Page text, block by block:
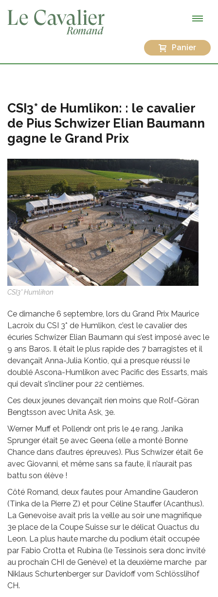
Panier
CSI3* de Humlikon: : le cavalier
de Pius Schwizer Elian Baumann
gagne le Grand Prix
CSI3* Humlikon
Ce dimanche 6 septembre, lors du Grand Prix Maurice
Lacroix du CSI 3* de Humlikon, c’est le cavalier des
écuries Schwizer Elian Baumann qui s’est imposé avec le
9 ans Baros. Il était le plus rapide des 7 barragistes et il
devançait Anna-Julia Kontio, qui a presque réussi le
doublé Ascona-Humlikon avec Pacific des Essarts, mais
qui devait s’incliner pour 22 centièmes.
Ces deux jeunes devançait rien moins que Rolf-Göran
Bengtsson avec Unita Ask, 3e.
Werner Muff et Pollendr ont pris le 4e rang. Janika
Sprunger était 5e avec Geena (elle a monté Bonne
Chance dans d’autres épreuves). Pius Schwizer était 6e
avec Giovanni, et même sans sa faute, il n’aurait pas
battu son élève !
Côté Romand, deux fautes pour Amandine Gauderon
(Tinka de la Pierre Z) et pour Céline Stauffer (Acanthus).
La Genevoise avait pris la veille au soir une magnifique
3e place de la Coupe Suisse sur le délicat Quactus du
Leon. La plus haute marche du podium était occupée
par Fabio Crotta et Rubina (le Tessinois sera donc invité
au prochain CHI de Genève) et la deuxième marche par
Niklaus Schurtenberger sur Davidoff vom Schlösslihof
CH.